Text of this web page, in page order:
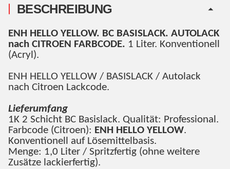
BESCHREIBUNG
ENH HELLO YELLOW. BC BASISLACK. AUTOLACK
nach CITROEN FARBCODE. 1 Liter. Konventionell
(Acryl).
ENH HELLO YELLOW / BASISLACK / Autolack
nach Citroen Lackcode.
Lieferumfang
1K 2 Schicht BC Basislack. Qualität: Professional.
Farbcode (Citroen): ENH HELLO YELLOW.
Konventionell auf Lösemittelbasis.
Menge: 1,0 Liter / Spritzfertig (ohne weitere
Zusätze lackierfertig).